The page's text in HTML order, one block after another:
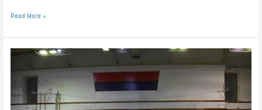
Read More »
Свесрпски
Организација
десетку,
честитка